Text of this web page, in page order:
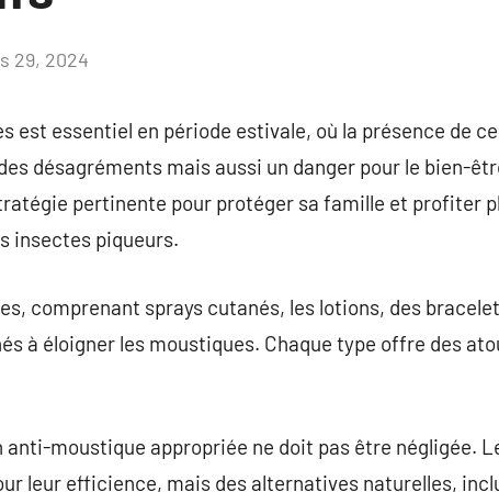
29, 2024
est essentiel en période estivale, où la présence de
désagréments mais aussi un danger pour le bien-
pertinente pour protéger sa famille et profiter
insectes piqueurs.
comprenant sprays cutanés, les lotions, des
à éloigner les moustiques. Chaque type offre des
moustique appropriée ne doit pas être négligée.
leur efficience, mais des alternatives naturelles,